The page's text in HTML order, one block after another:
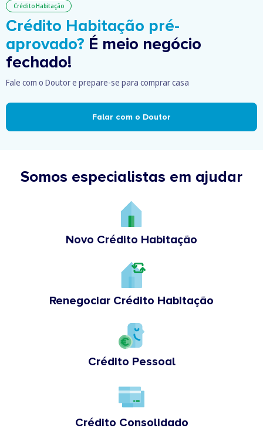
Crédito Habitação
Crédito Habitação pré-
aprovado? É meio negócio
fechado!
Fale com o Doutor e prepare-se para comprar casa
Falar com o Doutor
Somos especialistas em ajudar
Novo Crédito Habitação
Renegociar Crédito Habitação
Crédito Pessoal
Crédito Consolidado